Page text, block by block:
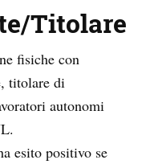
Titolare
fisiche con
titolare di
autonomi
esito positivo se